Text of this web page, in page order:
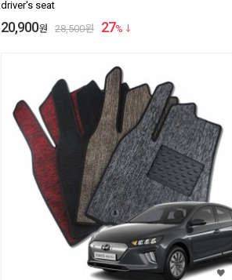
driver's seat
20,900원 28,500원 27%